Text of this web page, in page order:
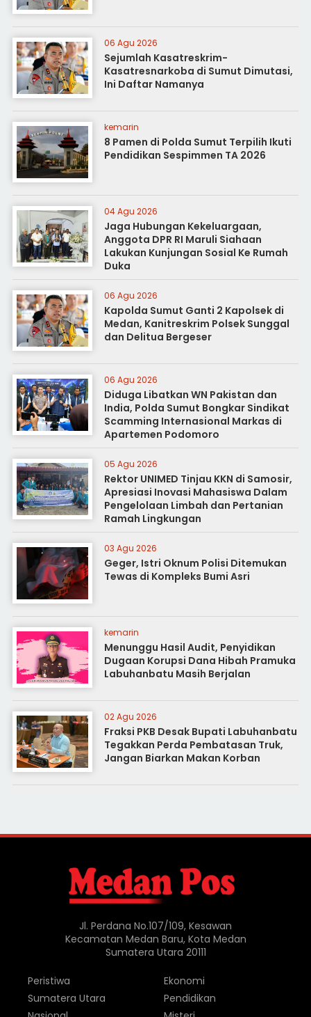
06 Agu 2026
Sejumlah Kasatreskrim-
Kasatresnarkoba di Sumut Dimutasi,
Ini Daftar Namanya
kemarin
8 Pamen di Polda Sumut Terpilih Ikuti
Pendidikan Sespimmen TA 2026
04 Agu 2026
Jaga Hubungan Kekeluargaan,
Anggota DPR RI Maruli Siahaan
Lakukan Kunjungan Sosial Ke Rumah
Duka
06 Agu 2026
Kapolda Sumut Ganti 2 Kapolsek di
Medan, Kanitreskrim Polsek Sunggal
dan Delitua Bergeser
06 Agu 2026
Diduga Libatkan WN Pakistan dan
India, Polda Sumut Bongkar Sindikat
Scamming Internasional Markas di
Apartemen Podomoro
05 Agu 2026
Rektor UNIMED Tinjau KKN di Samosir,
Apresiasi Inovasi Mahasiswa Dalam
Pengelolaan Limbah dan Pertanian
Ramah Lingkungan
03 Agu 2026
Geger, Istri Oknum Polisi Ditemukan
Tewas di Kompleks Bumi Asri
kemarin
Menunggu Hasil Audit, Penyidikan
Dugaan Korupsi Dana Hibah Pramuka
Labuhanbatu Masih Berjalan
02 Agu 2026
Fraksi PKB Desak Bupati Labuhanbatu
Tegakkan Perda Pembatasan Truk,
Jangan Biarkan Makan Korban
Jl. Perdana No.107/109, Kesawan
Kecamatan Medan Baru, Kota Medan
Sumatera Utara 20111
Peristiwa
Sumatera Utara
Ekonomi
Pendidikan